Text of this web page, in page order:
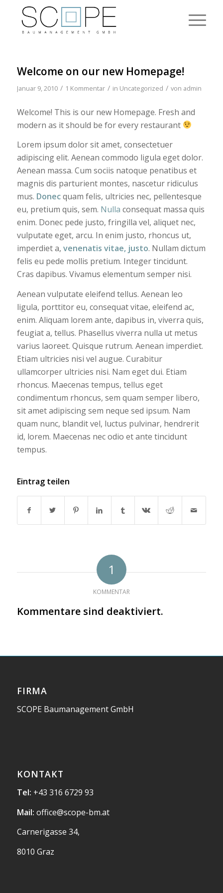
Welcome on our new Homepage!
Januar 9, 2010 / 1 Kommentar / in Uncategorized / von admin
Welcome! This is our new Homepage. Fresh and
modern as it should be for every restaurant
Lorem ipsum dolor sit amet, consectetuer
adipiscing elit. Aenean commodo ligula eget dolor.
Aenean massa. Cum sociis natoque penatibus et
magnis dis parturient montes, nascetur ridiculus
mus. Donecquam felis, ultricies nec, pellentesque
eu, pretium quis, sem. Nulla consequat massa quis
enim. Donec pede justo, fringilla vel, aliquet nec,
vulputate eget, arcu. In enim justo, rhoncus ut,
imperdiet a, venenatis vitae, justo. Nullam dictum
felis eu pede mollis pretium. Integer tincidunt.
Cras dapibus. Vivamus elementum semper nisi.
Aenean vulputate eleifend tellus. Aenean leo
ligula, porttitor eu, consequat vitae, eleifend ac,
enim. Aliquam lorem ante, dapibus in, viverra quis,
feugiat a, tellus. Phasellus viverra nulla ut metus
varius laoreet. Quisque rutrum. Aenean imperdiet.
Etiam ultricies nisi vel augue. Curabitur
ullamcorper ultricies nisi. Nam eget dui. Etiam
rhoncus. Maecenas tempus, tellus eget
condimentum rhoncus, sem quam semper libero,
sit amet adipiscing sem neque sed ipsum. Nam
quam nunc, blandit vel, luctus pulvinar, hendrerit
id, lorem. Maecenas nec odio et ante tincidunt
tempus.
Eintrag teilen
1
KOMMENTAR
Kommentare sind deaktiviert.
FIRMA
SCOPE Baumanagement GmbH
KONTAKT
Tel: +43 316 6729 93
Mail: office@scope-bm.at
Carnerigasse 34,
8010 Graz